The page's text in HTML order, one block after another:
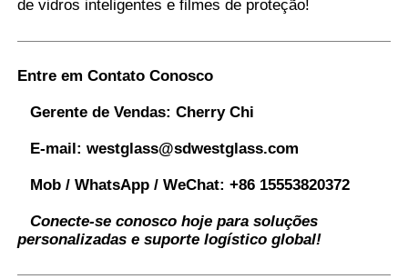
de vidros inteligentes e filmes de proteção!
Entre em Contato Conosco
Gerente de Vendas: Cherry Chi
E-mail: westglass@sdwestglass.com
Mob / WhatsApp / WeChat: +86 15553820372
Conecte-se conosco hoje para soluções
personalizadas e suporte logístico global!